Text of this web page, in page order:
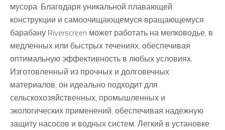
мусора. Благодаря уникальной плавающей
конструкции и самоочищающемуся вращающемуся
барабану Riverscreen может работать на мелководье, в
медленных или быстрых течениях, обеспечивая
оптимальную эффективность в любых условиях.
Изготовленный из прочных и долговечных
материалов, он идеально подходит для
сельскохозяйственных, промышленных и
экологических применений, обеспечивая надежную
защиту насосов и водных систем. Легкий в установке